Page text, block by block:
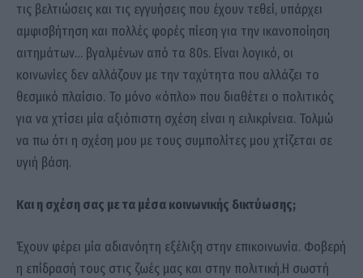
τις βελτιώσεις και τις εγγυήσεις που έχουν τεθεί, υπάρχει
αμφισβήτηση και πολλές φορές πίεση για την ικανοποίηση
αιτημάτων… βγαλμένων από τα 80s. Είναι λογικό, οι
κοινωνίες δεν αλλάζουν με την ταχύτητα που αλλάζει το
θεσμικό πλαίσιο. Το μόνο «όπλο» που διαθέτει ο πολιτικός
για να χτίσει μία αξιόπιστη σχέση είναι η ειλικρίνεια. Τολμώ
να πω ότι η σχέση μου με τους συμπολίτες μου χτίζεται σε
υγιή βάση.
Και η σχέση σας με τα μέσα κοινωνικής δικτύωσης;
Έχουν φέρει μία αδιανόητη εξέλιξη στην επικοινωνία. Φοβερή
η επίδρασή τους στις ζωές μας και στην πολιτική.Η σωστή